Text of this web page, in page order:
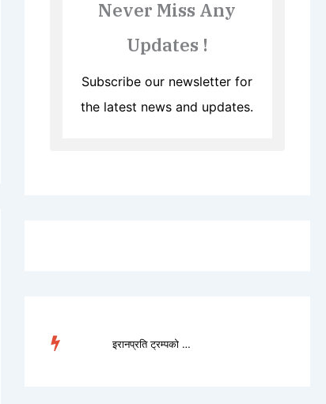
Never Miss Any
Updates !
Subscribe our newsletter for
the latest news and updates.
इरानप्रति ट्रम्पको ‘य�...